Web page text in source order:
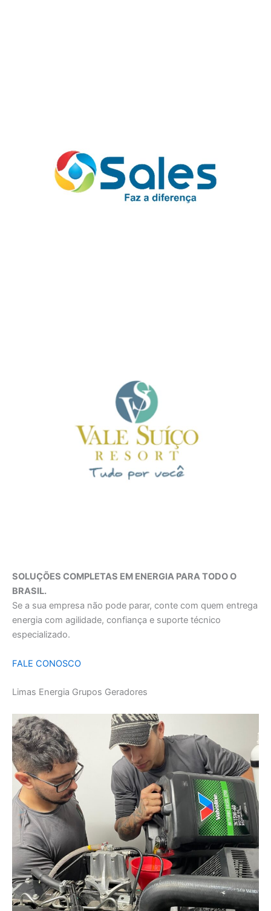
SOLUÇÕES COMPLETAS EM ENERGIA PARA TODO O
BRASIL.
Se a sua empresa não pode parar, conte com quem entrega
energia com agilidade, confiança e suporte técnico
especializado.
FALE CONOSCO
Limas Energia Grupos Geradores